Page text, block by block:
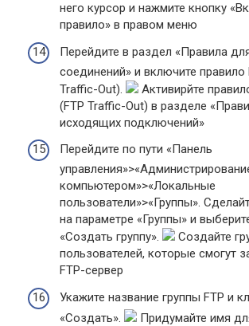
него курсор и нажмите кнопку
правило» в правом меню
Перейдите в раздел «Правила
соединений» и включите правило
Traffic-Out).
Активирйте
(FTP Traffic-Out) в разделе
исходящих подключений»
Перейдите по пути «Панель
компьютером»>«Локальные
пользователи»>«Группы».
на параметре «Группы» и
«Создать группу».
Создайте
пользователей, которые смогут
FTP-сервер
Укажите название группы FTP и
«Создать».
Придумайте имя